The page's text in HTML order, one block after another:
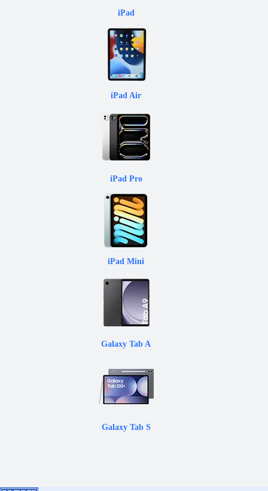
iPad
iPad Air
iPad Pro
iPad Mini
Galaxy Tab A
Galaxy Tab S